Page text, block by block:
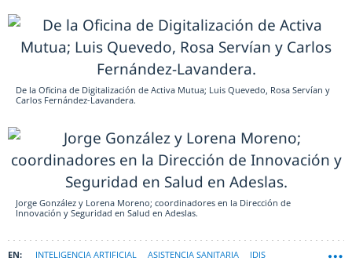
De la Oficina de Digitalización de Activa Mutua; Luis Quevedo, Rosa Servían y
Carlos Fernández-Lavandera.
Jorge González y Lorena Moreno; coordinadores en la Dirección de
Innovación y Seguridad en Salud en Adeslas.
INTELIGENCIA ARTIFICIAL ASISTENCIA SANITARIA IDIS